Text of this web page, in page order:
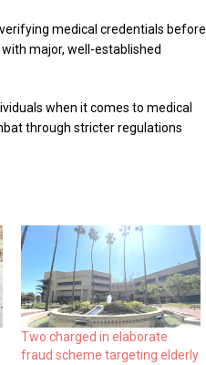
medical credentials before
major, well-established
when it comes to medical
through stricter regulations
Two charged in elaborate
fraud scheme targeting elderly